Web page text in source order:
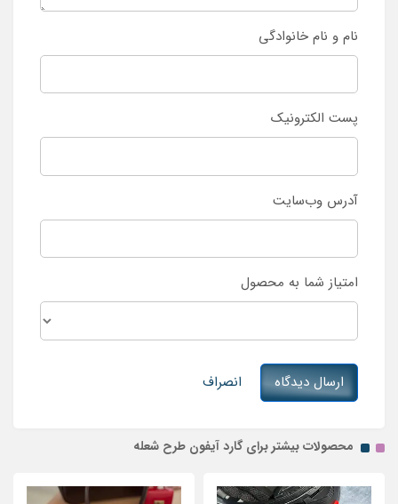
نام و نام خانوادگی
پست الکترونیک
آدرس وب‌سایت
امتیاز شما به محصول
ارسال دیدگاه انصراف
محصولات بیشتر برای گارد آیفون طرح شعله